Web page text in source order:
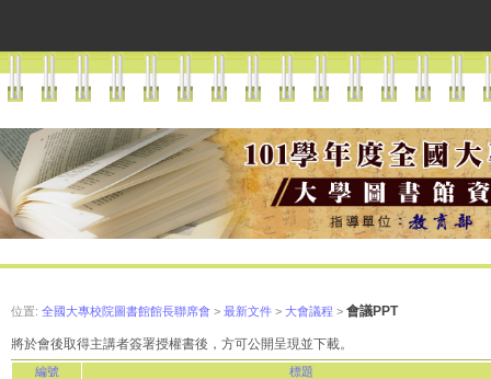
位置: 全國大專校院圖書館館長聯席會 > 最新文件 > 大會議程 > 會議PPT
將於會後取得主講者簽署授權書後，方可公開呈現並下載。
編號 標題